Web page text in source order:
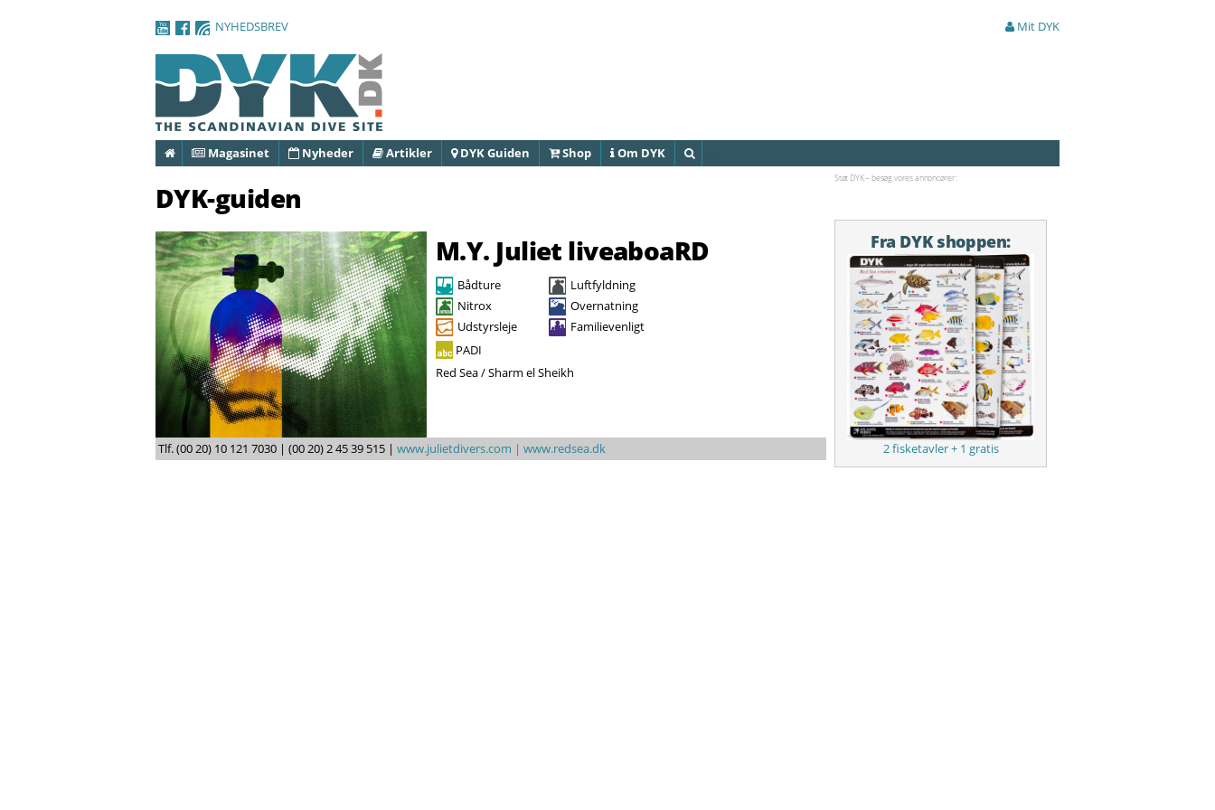
NYHEDSBREV Mit DYK
ForsideMagasinet Nyheder Artikler DYK Guiden Shop Om DYK
DYK-guiden
M.Y. Juliet liveaboaRD
Bådture
Luftfyldning
Nitrox
Overnatning
Udstyrsleje
Familievenligt
PADI
Red Sea / Sharm el Sheikh
Tlf. (00 20) 10 121 7030 | (00 20) 2 45 39 515 | www.julietdivers.com | www.redsea.dk
Støt DYK – besøg vores annoncører:
Fra DYK shoppen:
2 fisketavler + 1 gratis